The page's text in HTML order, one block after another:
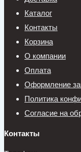
Каталог
Контакты
Корзина
О компании
Оплата
Оформление
Политика
Согласие на
Контакты